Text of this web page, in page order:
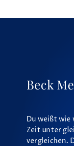
Beck
Du weißt wie
Zeit unter
vergleichen.